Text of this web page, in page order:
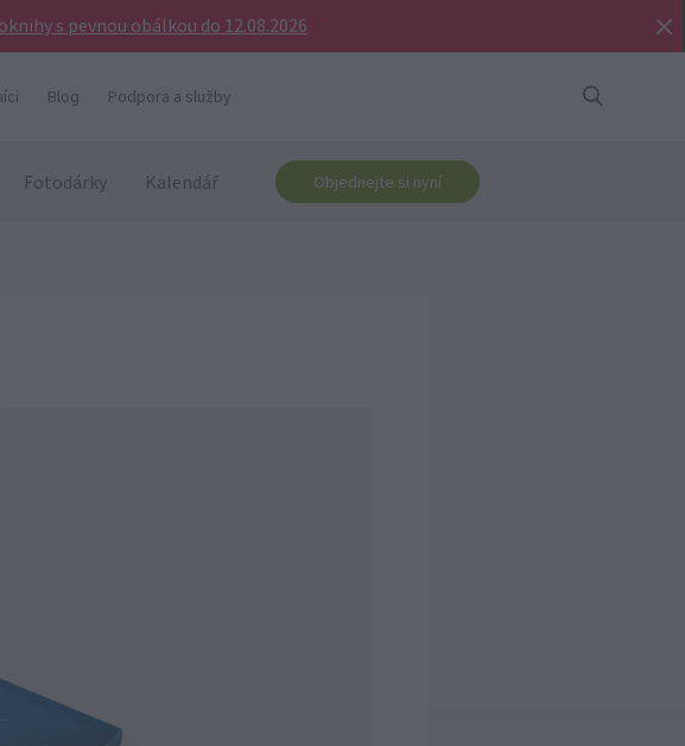
s pevnou obálkou do 12.08.2026
Blog Podpora a služby
Fotodárky Kalendář Objednejte si nyní